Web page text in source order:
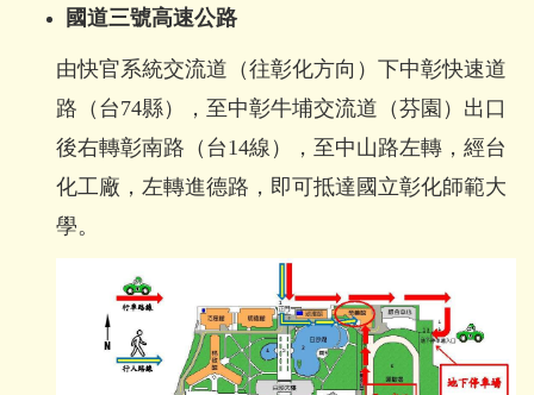
國道三號高速公路
由快官系統交流道（往彰化方向）下中彰快速道
路（台74縣），至中彰牛埔交流道（芬園）出口
後右轉彰南路（台14線），至中山路左轉，經台
化工廠，左轉進德路，即可抵達國立彰化師範大
學。